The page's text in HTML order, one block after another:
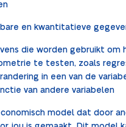
en kwantitatieve
die worden gebruikt om
te testen, zoals
in een van de
van andere variabelen
model dat door